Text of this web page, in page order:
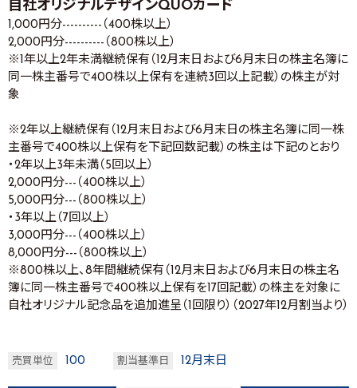
自社オリジナルデザインQUOカード
1,000円分----------（400株以上）
2,000円分----------（800株以上）
※1年以上2年未満継続保有（12月末日および6月末日の株主名簿に
同一株主番号で400株以上保有を連続3回以上記載）の株主が対
象
※2年以上継続保有（12月末日および6月末日の株主名簿に同一株
主番号で400株以上保有を下記回数記載）の株主は下記のとおり
・2年以上3年未満（5回以上）
2,000円分---（400株以上）
5,000円分---（800株以上）
・3年以上（7回以上）
3,000円分---（400株以上）
8,000円分---（800株以上）
※800株以上、8年間継続保有（12月末日および6月末日の株主名
簿に同一株主番号で400株以上保有を17回記載）の株主を対象に
自社オリジナル記念品を追加進呈（1回限り）（2027年12月割当より）
売買単位 100 割当基準日 12月末日